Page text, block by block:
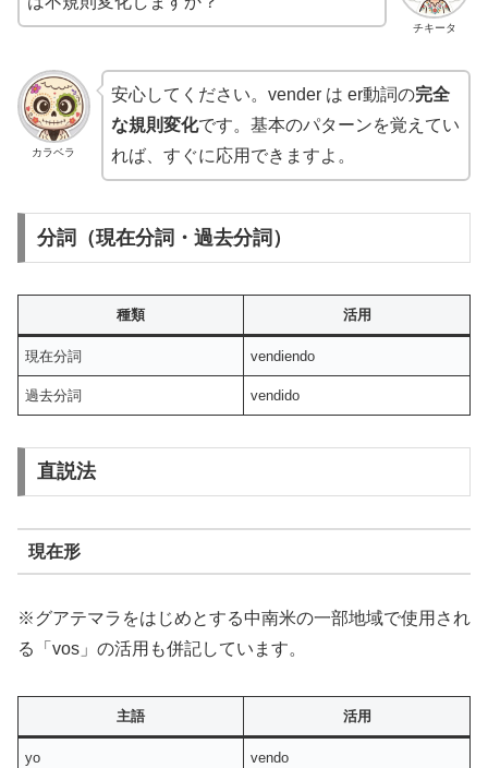
チキータ
カラベラ
安心してください。vender は er動詞の完全
な規則変化です。基本のパターンを覚えてい
れば、すぐに応用できますよ。
分詞（現在分詞・過去分詞）
種類 活用
現在分詞 vendiendo
過去分詞 vendido
直説法
現在形
※グアテマラをはじめとする中南米の一部地域で使用され
る「vos」の活用も併記しています。
主語 活用
yo vendo